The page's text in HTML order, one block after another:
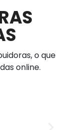
o que
online.